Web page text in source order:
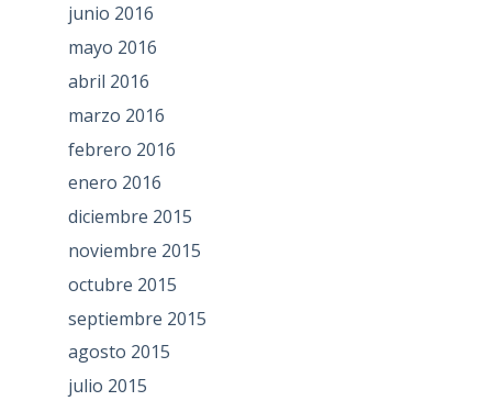
junio 2016
mayo 2016
abril 2016
marzo 2016
febrero 2016
enero 2016
diciembre 2015
noviembre 2015
octubre 2015
septiembre 2015
agosto 2015
julio 2015